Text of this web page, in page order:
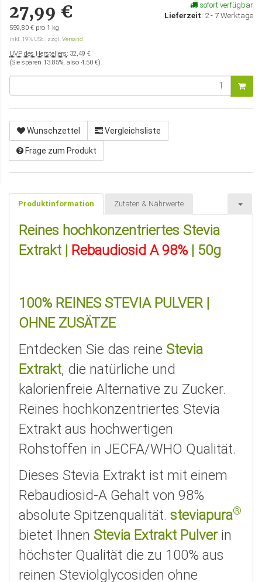
27,99 €
559,80 € pro 1 kg
inkl. 19% USt. , zzgl.Versand
UVP des Herstellers: 32,49 €
(Sie sparen 13.85%, also 4,50 €)
sofort verfügbar
Lieferzeit: 2 - 7 Werktage
Wunschzettel Vergleichsliste
Frage zum Produkt
Produktinformation Zutaten & Nährwerte
Reines hochkonzentriertes Stevia
Extrakt |
Rebaudiosid A 98% | 50g
100% REINES STEVIA PULVER |
OHNE ZUSÄTZE
Entdecken Sie das reine Stevia
Extrakt, die natürliche und
kalorienfreie Alternative zu Zucker.
Reines hochkonzentriertes Stevia
Extrakt aus hochwertigen
Rohstoffen in JECFA/WHO Qualität.
Dieses Stevia Extrakt ist mit einem
Rebaudiosid-A Gehalt von 98%
absolute Spitzenqualität. steviapura®
bietet Ihnen Stevia Extrakt Pulverin
höchster Qualität die zu 100% aus
reinen Steviolglycosiden ohne